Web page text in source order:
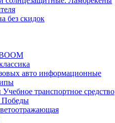
без скидок
авто информационные
транспортное средство
Победы